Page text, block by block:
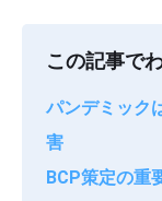
この記事で
パンデミック
害
BCP策定の重